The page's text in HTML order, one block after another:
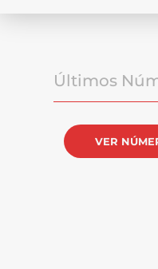
Últimos
VER